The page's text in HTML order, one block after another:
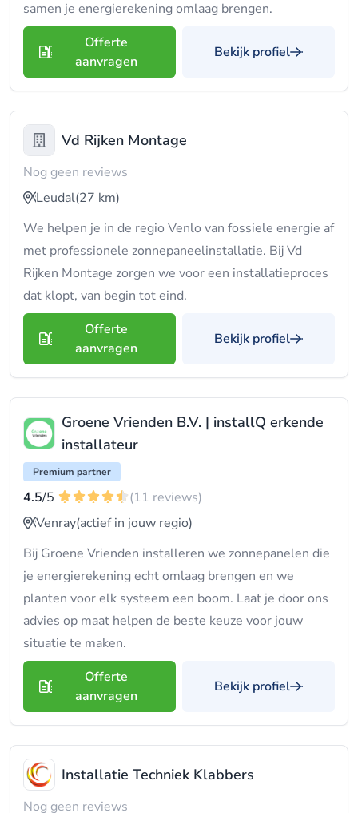
samen je energierekening omlaag brengen.
Offerte
aanvragen
Bekijk profiel
Vd Rijken Montage
Nog geen reviews
Leudal(27 km)
We helpen je in de regio Venlo van fossiele energie af
met professionele zonnepaneelinstallatie. Bij Vd
Rijken Montage zorgen we voor een installatieproces
dat klopt, van begin tot eind.
Offerte
aanvragen
Bekijk profiel
Groene Vrienden B.V. | installQ erkende
installateur
Premium partner
4.5/5
(11 reviews)
Venray(actief in jouw regio)
Bij Groene Vrienden installeren we zonnepanelen die
je energierekening echt omlaag brengen en we
planten voor elk systeem een boom. Laat je door ons
advies op maat helpen de beste keuze voor jouw
situatie te maken.
Offerte
aanvragen
Bekijk profiel
Installatie Techniek Klabbers
Nog geen reviews